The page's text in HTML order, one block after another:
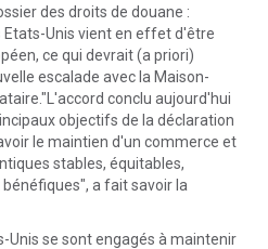
des droits de douane :
Etats-Unis vient en effet d'être
ce qui devrait (a priori)
escalade avec la Maison-
conclu aujourd'hui
objectifs de la déclaration
le maintien d'un commerce et
stables, équitables,
a fait savoir la
Unis se sont engagés à maintenir